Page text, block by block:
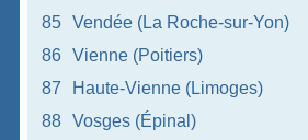
85
Vendée (La Roche-sur-Yon)
86
Vienne (Poitiers)
87
Haute-Vienne (Limoges)
88
Vosges (Épinal)